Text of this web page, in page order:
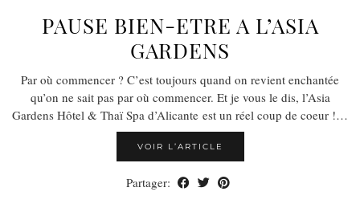
PAUSE BIEN-ETRE A L’ASIA
GARDENS
Par où commencer ? C’est toujours quand on revient enchantée
qu’on ne sait pas par où commencer. Et je vous le dis, l’Asia
Gardens Hôtel & Thaï Spa d’Alicante est un réel coup de coeur !…
VOIR L’ARTICLE
Partager: